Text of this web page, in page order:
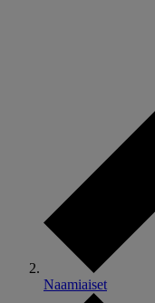
Naamiaiset